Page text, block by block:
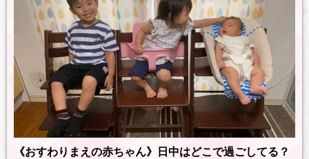
《おすわりまえの赤ちゃん》日中はどこで過ごしてる？